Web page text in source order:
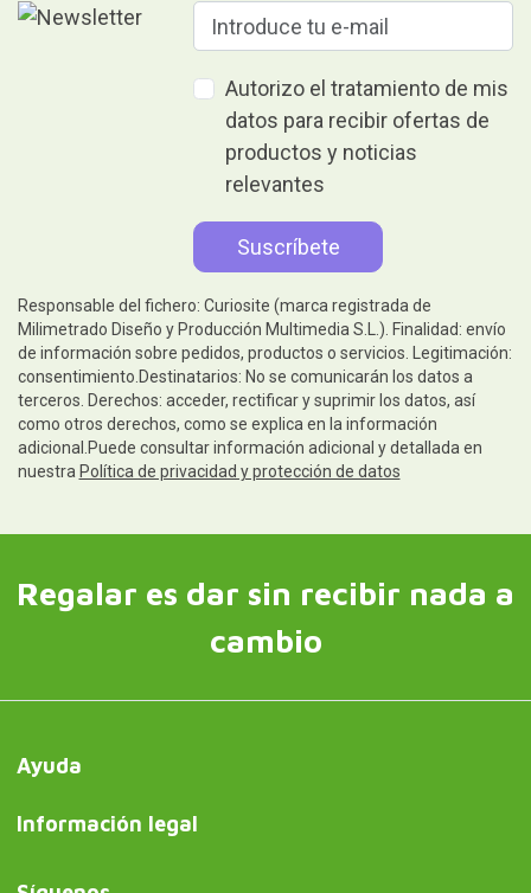
Autorizo el tratamiento de mis
datos para recibir ofertas de
productos y noticias
relevantes
Responsable del fichero: Curiosite (marca registrada de
Milimetrado Diseño y Producción Multimedia S.L.). Finalidad: envío
de información sobre pedidos, productos o servicios. Legitimación:
consentimiento.Destinatarios: No se comunicarán los datos a
terceros. Derechos: acceder, rectificar y suprimir los datos, así
como otros derechos, como se explica en la información
adicional.Puede consultar información adicional y detallada en
nuestra Política de privacidad y protección de datos
Regalar es dar sin recibir nada a
cambio
Ayuda
Información legal